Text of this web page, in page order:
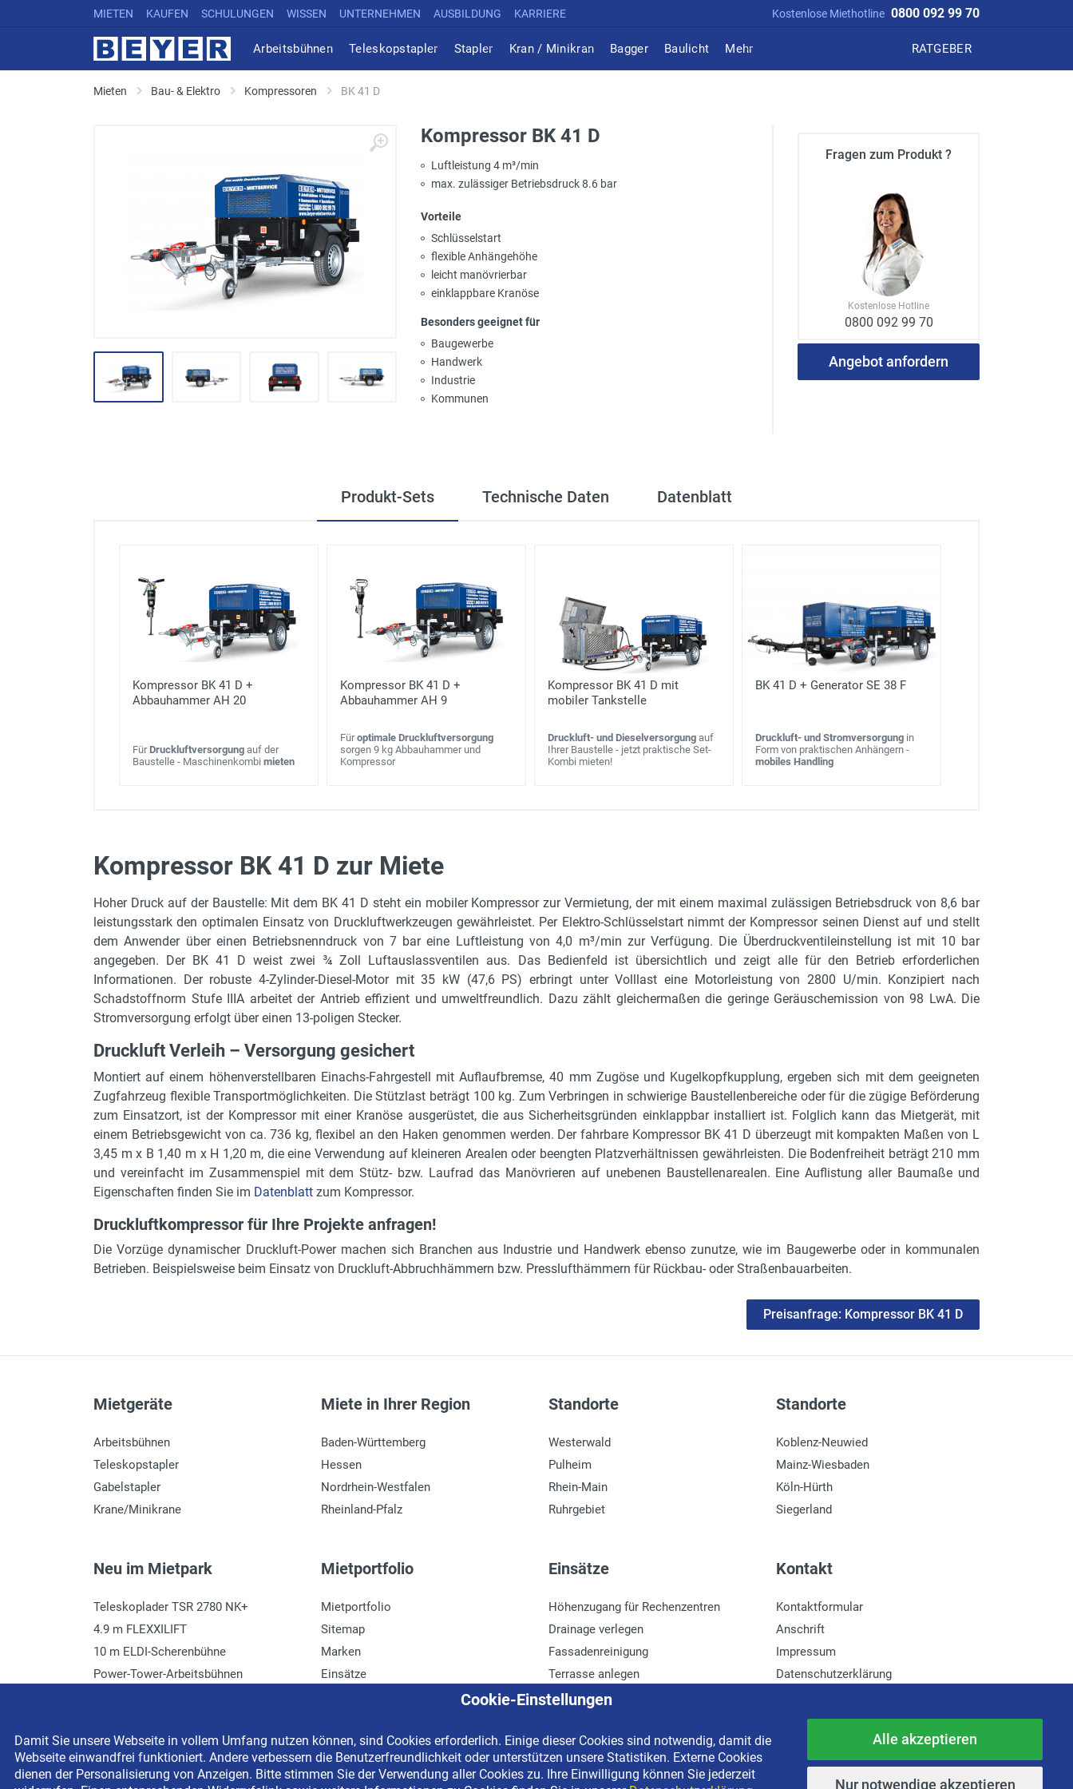
MIETEN KAUFEN SCHULUNGEN WISSEN UNTERNEHMEN AUSBILDUNG KARRIERE Kostenlose Miethotline 0800 092 99 70
Arbeitsbühnen Teleskopstapler Stapler Kran / Minikran Bagger Baulicht Mehr RATGEBER
Mieten Bau- & Elektro Kompressoren BK 41 D
Kompressor BK 41 D
Luftleistung 4 m³/min
max. zulässiger Betriebsdruck 8.6 bar
Vorteile
Schlüsselstart
flexible Anhängehöhe
leicht manövrierbar
einklappbare Kranöse
Besonders geeignet für
Baugewerbe
Handwerk
Industrie
Kommunen
Fragen zum Produkt ?
Kostenlose Hotline
0800 092 99 70
Angebot anfordern
Produkt-Sets Technische Daten Datenblatt
Kompressor BK 41 D +
Abbauhammer AH 20
FürDruckluftversorgung auf der
Baustelle - Maschinenkombi mieten
Kompressor BK 41 D +
Abbauhammer AH 9
Füroptimale Druckluftversorgung
sorgen 9 kg Abbauhammer und
Kompressor
Kompressor BK 41 D mit
mobiler Tankstelle
Druckluft- und Dieselversorgung auf
Ihrer Baustelle - jetzt praktische Set-
Kombi mieten!
BK 41 D + Generator SE 38 F
Druckluft- und Stromversorgung in
Form von praktischen Anhängern -
mobiles Handling
Luftleistung
4 m³/min
Betriebsnenndruck
7 bar
max. zulässiger Betriebsdruck
8.6 bar
Überdruckventileinstellung
10 bar
Transportbreite
1.4 m
Transporthöhe
1.2 m
Bodenfreiheit
0.21 m
Stützlast
100 kg
Fahrgestell
auflaufgebremstes Einachs-Fahrgestell
Antrieb
Yanmar 4IRH8N, 4 Zylinder
Leistung
Leergewicht
736 kg
Kompressor BK 41 D zur Miete
Hoher Druck auf der Baustelle: Mit dem BK 41 D steht ein mobiler Kompressor zur Vermietung, der mit einem maximal zulässigen Betriebsdruck von 8,6 bar
leistungsstark den optimalen Einsatz von Druckluftwerkzeugen gewährleistet. Per Elektro-Schlüsselstart nimmt der Kompressor seinen Dienst auf und stellt
dem Anwender über einen Betriebsnenndruck von 7 bar eine Luftleistung von 4,0 m³/min zur Verfügung. Die Überdruckventileinstellung ist mit 10 bar
angegeben. Der BK 41 D weist zwei ¾ Zoll Luftauslassventilen aus. Das Bedienfeld ist übersichtlich und zeigt alle für den Betrieb erforderlichen
Informationen. Der robuste 4-Zylinder-Diesel-Motor mit 35 kW (47,6 PS) erbringt unter Volllast eine Motorleistung von 2800 U/min. Konzipiert nach
Schadstoffnorm Stufe IIIA arbeitet der Antrieb effizient und umweltfreundlich. Dazu zählt gleichermaßen die geringe Geräuschemission von 98 LwA. Die
Stromversorgung erfolgt über einen 13-poligen Stecker.
Druckluft Verleih – Versorgung gesichert
Montiert auf einem höhenverstellbaren Einachs-Fahrgestell mit Auflaufbremse, 40 mm Zugöse und Kugelkopfkupplung, ergeben sich mit dem geeigneten
Zugfahrzeug flexible Transportmöglichkeiten. Die Stützlast beträgt 100 kg. Zum Verbringen in schwierige Baustellenbereiche oder für die zügige Beförderung
zum Einsatzort, ist der Kompressor mit einer Kranöse ausgerüstet, die aus Sicherheitsgründen einklappbar installiert ist. Folglich kann das Mietgerät, mit
einem Betriebsgewicht von ca. 736 kg, flexibel an den Haken genommen werden. Der fahrbare Kompressor BK 41 D überzeugt mit kompakten Maßen von L
3,45 m x B 1,40 m x H 1,20 m, die eine Verwendung auf kleineren Arealen oder beengten Platzverhältnissen gewährleisten. Die Bodenfreiheit beträgt 210 mm
und vereinfacht im Zusammenspiel mit dem Stütz- bzw. Laufrad das Manövrieren auf unebenen Baustellenarealen. Eine Auflistung aller Baumaße und
Eigenschaften finden Sie im Datenblatt zum Kompressor.
Druckluftkompressor für Ihre Projekte anfragen!
Die Vorzüge dynamischer Druckluft-Power machen sich Branchen aus Industrie und Handwerk ebenso zunutze, wie im Baugewerbe oder in kommunalen
Betrieben. Beispielsweise beim Einsatz von Druckluft-Abbruchhämmern bzw. Presslufthämmern für Rückbau- oder Straßenbauarbeiten.
Preisanfrage: Kompressor BK 41 D
Mietgeräte
Arbeitsbühnen
Teleskopstapler
Gabelstapler
Krane/Minikrane
Miete in Ihrer Region
Baden-Württemberg
Hessen
Nordrhein-Westfalen
Rheinland-Pfalz
Standorte
Westerwald
Pulheim
Rhein-Main
Ruhrgebiet
Standorte
Koblenz-Neuwied
Mainz-Wiesbaden
Köln-Hürth
Siegerland
Neu im Mietpark
Teleskoplader TSR 2780 NK+
4.9 m FLEXXILIFT
10 m ELDI-Scherenbühne
Power-Tower-Arbeitsbühnen
Mietportfolio
Mietportfolio
Sitemap
Marken
Einsätze
Einsätze
Höhenzugang für Rechenzentren
Drainage verlegen
Fassadenreinigung
Terrasse anlegen
Ladenbau
Kontakt
Kontaktformular
Anschrift
Impressum
Datenschutzerklärung
Copyright © 2026 BEYER-Mietservice KG All rights reserved | Kostenlose Miethotline 0800 092 99 70
Cookie-Einstellungen
Damit Sie unsere Webseite in vollem Umfang nutzen können, sind Cookies erforderlich. Einige dieser Cookies sind notwendig, damit die
Webseite einwandfrei funktioniert. Andere verbessern die Benutzerfreundlichkeit oder unterstützen unsere Statistiken. Externe Cookies
dienen der Personalisierung von Anzeigen. Bitte stimmen Sie der Verwendung aller Cookies zu. Ihre Einwilligung können Sie jederzeit
Alle akzeptieren
Nur notwendige akzeptieren